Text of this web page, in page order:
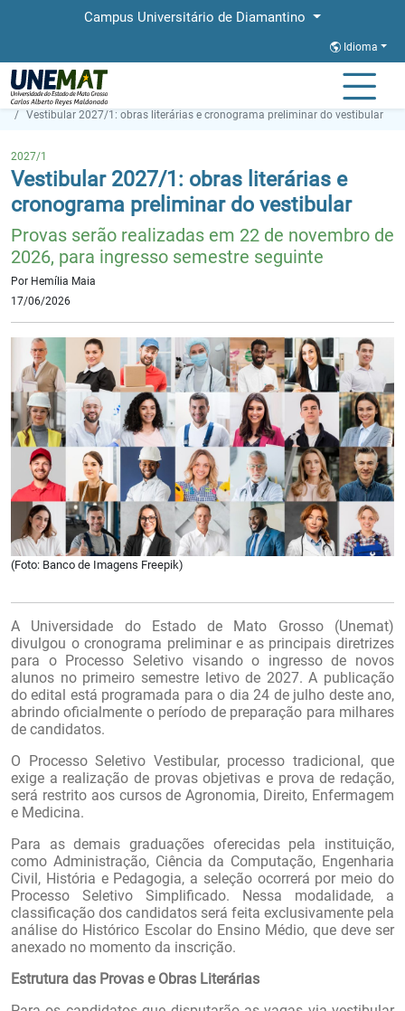
Campus Universitário de Diamantino
Idioma
Página Inicial
Vestibular 2027/1: obras literárias e cronograma preliminar do vestibular
2027/1
Vestibular 2027/1: obras literárias e
cronograma preliminar do vestibular
Provas serão realizadas em 22 de novembro de
2026, para ingresso semestre seguinte
Por Hemília Maia
17/06/2026
(Foto: Banco de Imagens Freepik)
A Universidade do Estado de Mato Grosso (Unemat)
divulgou o cronograma preliminar e as principais diretrizes
para o Processo Seletivo visando o ingresso de novos
alunos no primeiro semestre letivo de 2027. A publicação
do edital está programada para o dia 24 de julho deste ano,
abrindo oficialmente o período de preparação para milhares
de candidatos.
O Processo Seletivo Vestibular, processo tradicional, que
exige a realização de provas objetivas e prova de redação,
será restrito aos cursos de Agronomia, Direito, Enfermagem
e Medicina.
Para as demais graduações oferecidas pela instituição,
como Administração, Ciência da Computação, Engenharia
Civil, História e Pedagogia, a seleção ocorrerá por meio do
Processo Seletivo Simplificado. Nessa modalidade, a
classificação dos candidatos será feita exclusivamente pela
análise do Histórico Escolar do Ensino Médio, que deve ser
anexado no momento da inscrição.
Estrutura das Provas e Obras Literárias